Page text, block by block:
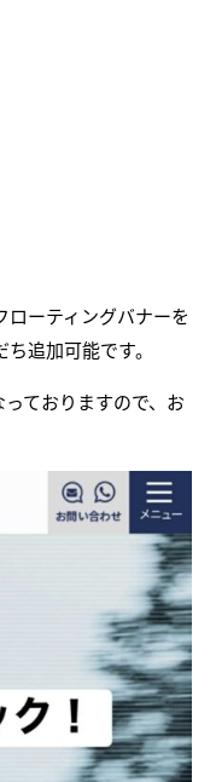
ローティングバナーを
追加可能です。
ておりますので、お